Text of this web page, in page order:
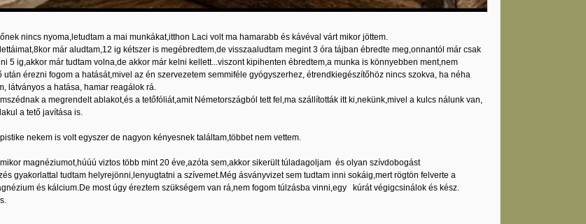
nincs nyoma,letudtam a mai munkákat,itthon Laci volt ma hamarabb és kávéval várt mikor jöttem.
már aludtam,12 ig kétszer is megébredtem,de visszaaludtam megint 3 óra tájban ébredte meg,onnantól már csak
5 ig,akkor már tudtam volna,de akkor már kelni kellett...viszont kipihenten ébredtem,a munka is könnyebben ment,nem
után érezni fogom a hatását,mivel az én szervezetem semmiféle gyógyszerhez, étrendkiegészítőhöz nincs szokva, ha néha
látványos a hatása, hamar reagálok rá.
a megrendelt ablakot,és a tetőfóliát,amit Németországból tett fel,ma szállították itt ki,nekünk,mivel a kulcs nálunk van,
a tető javítása is.
nekem is volt egyszer de nagyon kényesnek találtam,többet nem vettem.
magnéziumot,húúú viztos több mint 20 éve,azóta sem,akkor sikerült túladagoljam és olyan szívdobogást
gyakorlattal tudtam helyrejönni,lenyugtatni a szívemet.Még ásványvizet sem tudtam inni sokáig,mert rögtön felverte a
és kálcium.De most úgy éreztem szükségem van rá,nem fogom túlzásba vinni,egy kúrát végigcsinálok és kész.